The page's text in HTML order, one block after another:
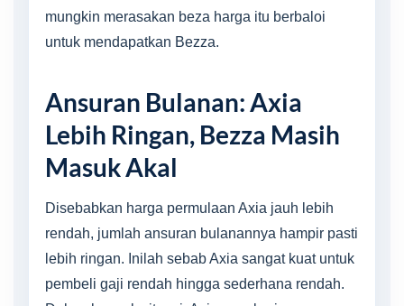
mungkin merasakan beza harga itu berbaloi
untuk mendapatkan Bezza.
Ansuran Bulanan: Axia
Lebih Ringan, Bezza Masih
Masuk Akal
Disebabkan harga permulaan Axia jauh lebih
rendah, jumlah ansuran bulanannya hampir pasti
lebih ringan. Inilah sebab Axia sangat kuat untuk
pembeli gaji rendah hingga sederhana rendah.